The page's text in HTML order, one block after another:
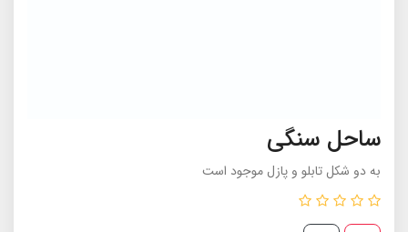
ساحل سنگی
به دو شکل تابلو و پازل موجود است